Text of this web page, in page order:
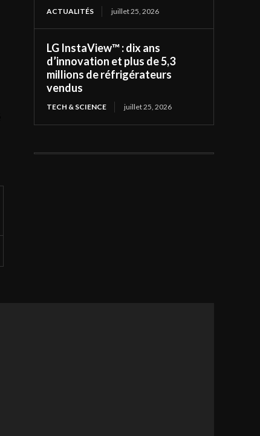
ACTUALITÉS juillet 25, 2026
LG InstaView™ : dix ans
d’innovation et plus de 5,3
millions de réfrigérateurs
vendus
TECH & SCIENCE juillet 25, 2026